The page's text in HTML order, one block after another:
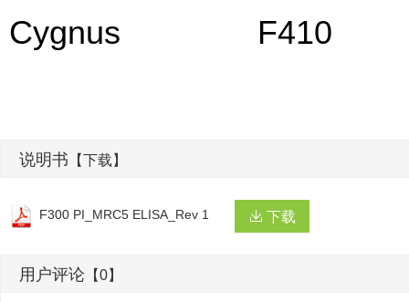
Cygnus F410 大肠
说明书 【下载】
F300 PI_MRC5 ELISA_Rev 1 下载
用户评论 【0】